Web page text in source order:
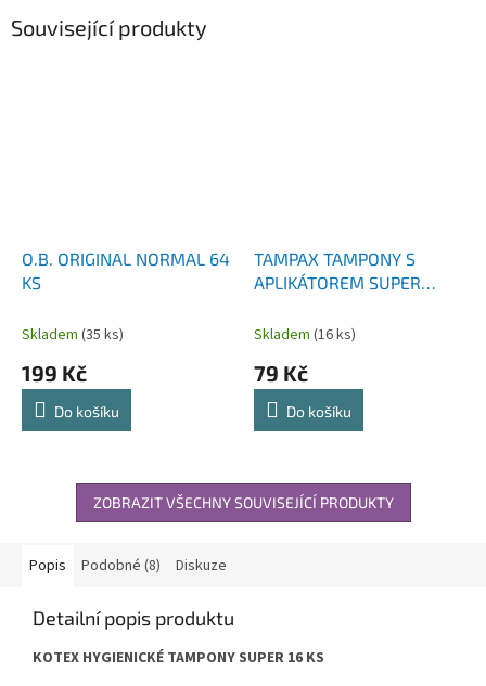
Související produkty
O.B. ORIGINAL NORMAL 64
KS
Skladem (35 ks)
199 Kč
Do košíku
TAMPAX TAMPONY S
APLIKÁTOREM SUPER
Skladem (16 ks)
79 Kč
Do košíku
ZOBRAZIT VŠECHNY SOUVISEJÍCÍ PRODUKTY
Popis Podobné (8) Diskuze
Detailní popis produktu
KOTEX HYGIENICKÉ TAMPONY SUPER 16 KS